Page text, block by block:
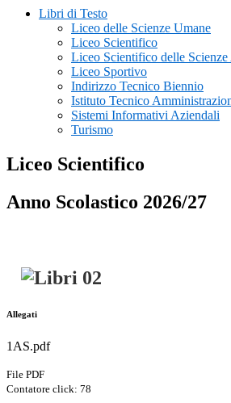
Libri di Testo
Liceo delle Scienze Umane
Liceo Scientifico
Liceo Scientifico delle
Liceo Sportivo
Indirizzo Tecnico Biennio
Istituto Tecnico
Sistemi Informativi Aziendali
Turismo
Liceo Scientifico
Anno Scolastico 2026/27
Allegati
1AS.pdf
File PDF
Contatore click: 78